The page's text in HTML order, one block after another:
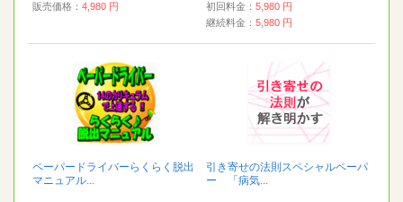
販売価格： 4,980 円 初回料金： 5,980 円
継続料金： 5,980 円
ペーパードライバーらくらく脱出
マニュアル...
引き寄せの法則スペシャルペーパ
ー 「病気...